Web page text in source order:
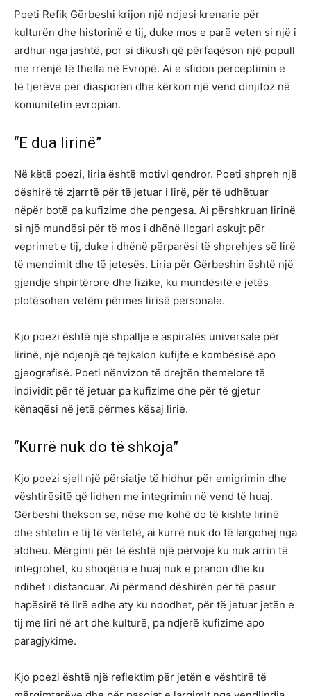
Poeti Refik Gërbeshi krijon një ndjesi krenarie për
kulturën dhe historinë e tij, duke mos e parë veten si një i
ardhur nga jashtë, por si dikush që përfaqëson një popull
me rrënjë të thella në Evropë. Ai e sfidon perceptimin e
të tjerëve për diasporën dhe kërkon një vend dinjitoz në
komunitetin evropian.
“E dua lirinë”
Në këtë poezi, liria është motivi qendror. Poeti shpreh një
dëshirë të zjarrtë për të jetuar i lirë, për të udhëtuar
nëpër botë pa kufizime dhe pengesa. Ai përshkruan lirinë
si një mundësi për të mos i dhënë llogari askujt për
veprimet e tij, duke i dhënë përparësi të shprehjes së lirë
të mendimit dhe të jetesës. Liria për Gërbeshin është një
gjendje shpirtërore dhe fizike, ku mundësitë e jetës
plotësohen vetëm përmes lirisë personale.
Kjo poezi është një shpallje e aspiratës universale për
lirinë, një ndjenjë që tejkalon kufijtë e kombësisë apo
gjeografisë. Poeti nënvizon të drejtën themelore të
individit për të jetuar pa kufizime dhe për të gjetur
kënaqësi në jetë përmes kësaj lirie.
“Kurrë nuk do të shkoja”
Kjo poezi sjell një përsiatje të hidhur për emigrimin dhe
vështirësitë që lidhen me integrimin në vend të huaj.
Gërbeshi thekson se, nëse me kohë do të kishte lirinë
dhe shtetin e tij të vërtetë, ai kurrë nuk do të largohej nga
atdheu. Mërgimi për të është një përvojë ku nuk arrin të
integrohet, ku shoqëria e huaj nuk e pranon dhe ku
ndihet i distancuar. Ai përmend dëshirën për të pasur
hapësirë të lirë edhe aty ku ndodhet, për të jetuar jetën e
tij me liri në art dhe kulturë, pa ndjerë kufizime apo
paragjykime.
Kjo poezi është një reflektim për jetën e vështirë të